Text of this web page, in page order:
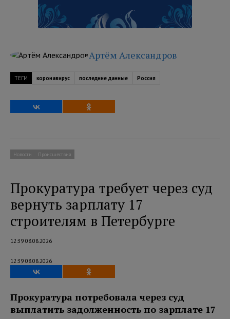
Артём Александров
ТЕГИ коронавирус последние данные Россия
Новости Происшествия
Прокуратура требует через суд
вернуть зарплату 17
строителям в Петербурге
12:39 08.08.2026
12:39 08.08.2026
Прокуратура потребовала через суд
выплатить задолженность по зарплате 17